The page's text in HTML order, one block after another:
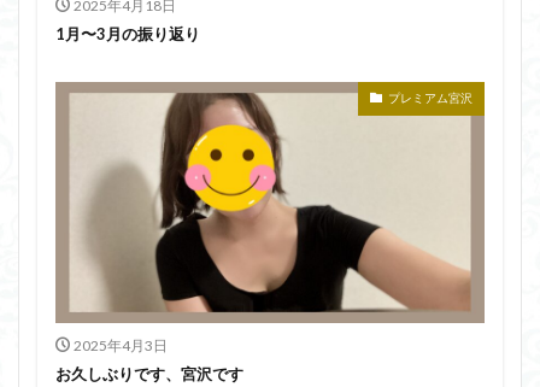
2025年4月18日
1月〜3月の振り返り
プレミアム宮沢
2025年4月3日
お久しぶりです、宮沢です